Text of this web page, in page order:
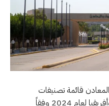
قائمة تصنيفات
الجامعات في منطقة الشرق الأوسط وأفريقيا لعام 2024 وفقاً